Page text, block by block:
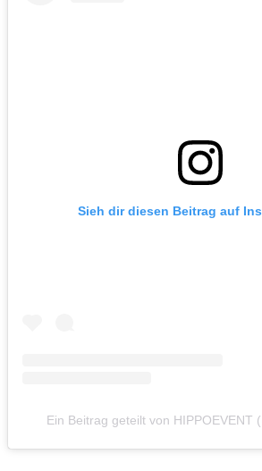
Sieh dir diesen Beitrag auf
Ein Beitrag geteilt von HIPPOEVENT